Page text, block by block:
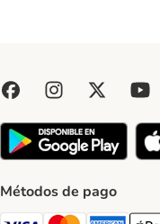
Métodos de pago